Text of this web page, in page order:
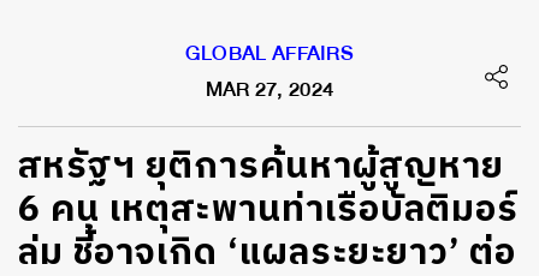
GLOBAL AFFAIRS
MAR 27, 2024
สหรัฐฯ ยุติการค้นหาผู้สูญหาย
6 คน เหตุสะพานท่าเรือบัลติมอร์
ล่ม ชี้อาจเกิด ‘แผลระยะยาว’ ต่อ